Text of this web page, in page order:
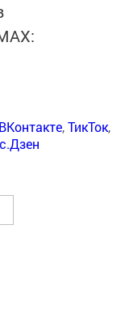
ВКонтакте,ТикТок,